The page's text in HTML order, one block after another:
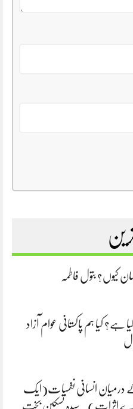
کیوں؟ بتول فاطمہ
ہے؟ کیا ہم پاکستانی عوام آزاد
کے درمیان انسانی نفسیات(ایک
اثرات). سیدہ تسکین بخت